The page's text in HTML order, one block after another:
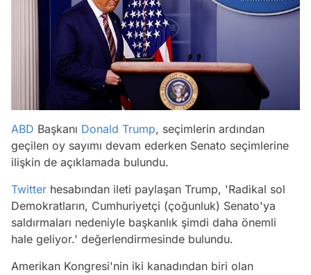
ABD Başkanı Donald Trump, seçimlerin ardından
geçilen oy sayımı devam ederken Senato seçimlerine
ilişkin de açıklamada bulundu.
Twitter hesabından ileti paylaşan Trump, 'Radikal sol
Demokratların, Cumhuriyetçi (çoğunluk) Senato'ya
saldırmaları nedeniyle başkanlık şimdi daha önemli
hale geliyor.' değerlendirmesinde bulundu.
Amerikan Kongresi'nin iki kanadından biri olan